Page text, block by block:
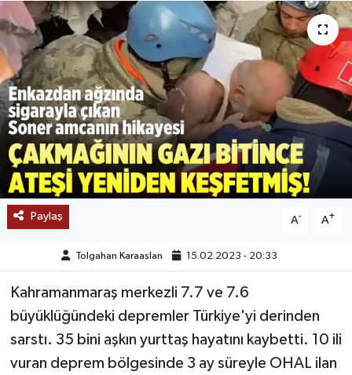
Paylaş A- A+
Tolgahan Karaaslan 15.02.2023 - 20:33
Kahramanmaraş merkezli 7.7 ve 7.6
büyüklüğündeki depremler Türkiye'yi derinden
sarstı. 35 bini aşkın yurttaş hayatını kaybetti. 10 ili
vuran deprem bölgesinde 3 ay süreyle OHAL ilan
EĞİTİM
BÖLGE
KEŞFET
POPÜLER
DÜNYA
TREND
MEDYA
OTOMOTİV
TEKNOLOJİ
YAŞAM